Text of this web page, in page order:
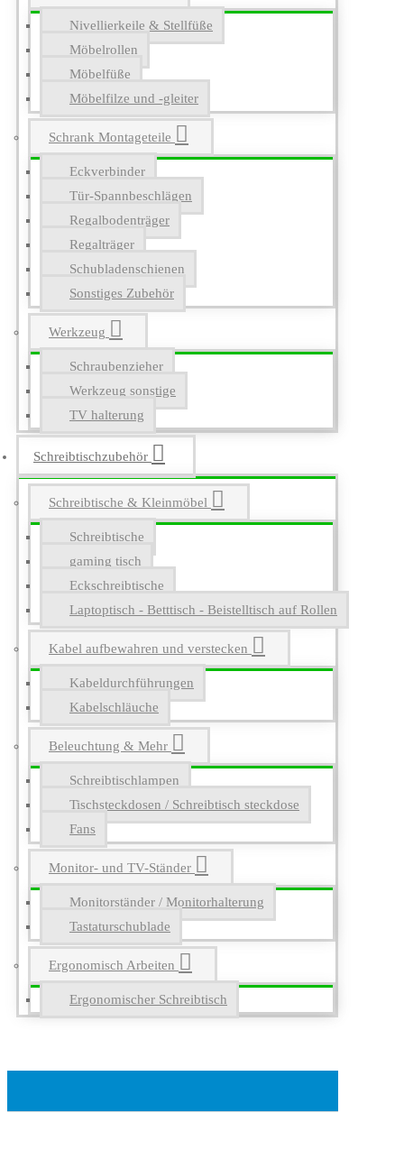
Nivellierkeile & Stellfüße
Möbelrollen
Möbelfüße
Möbelfilze und -gleiter
Schrank Montageteile
Eckverbinder
Tür-Spannbeschlägen
Regalbodenträger
Regalträger
Schubladenschienen
Sonstiges Zubehör
Werkzeug
Schraubenzieher
Werkzeug sonstige
TV halterung
Schreibtischzubehör
Schreibtische & Kleinmöbel
Schreibtische
gaming tisch
Eckschreibtische
Laptoptisch - Betttisch - Beistelltisch auf Rollen
Kabel aufbewahren und verstecken
Kabeldurchführungen
Kabelschläuche
Beleuchtung & Mehr
Schreibtischlampen
Tischsteckdosen / Schreibtisch steckdose
Fans
Monitor- und TV-Ständer
Monitorständer / Monitorhalterung
Tastaturschublade
Ergonomisch Arbeiten
Ergonomischer Schreibtisch